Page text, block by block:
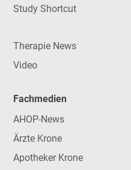
Study Shortcut
Therapie News
Video
Fachmedien
AHOP-News
Ärzte Krone
Apotheker Krone